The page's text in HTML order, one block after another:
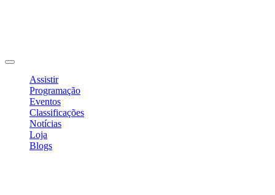
Assistir
Programação
Eventos
Classificações
Notícias
Loja
Blogs